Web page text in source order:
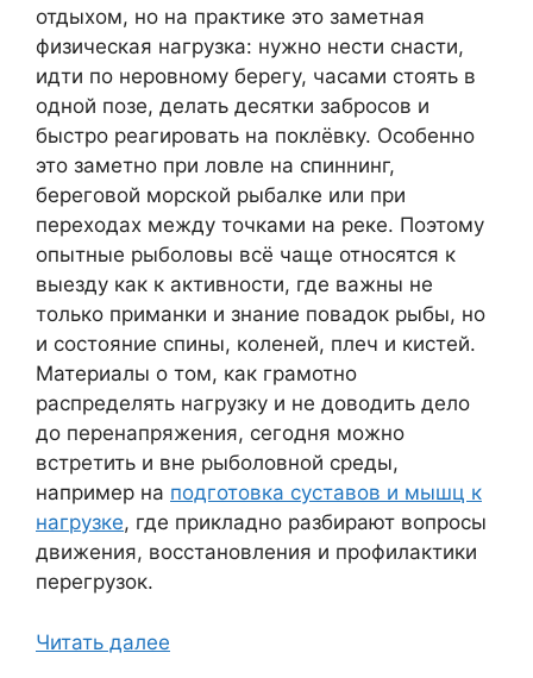
отдыхом, но на практике это заметная
физическая нагрузка: нужно нести снасти,
идти по неровному берегу, часами стоять в
одной позе, делать десятки забросов и
быстро реагировать на поклёвку. Особенно
это заметно при ловле на спиннинг,
береговой морской рыбалке или при
переходах между точками на реке. Поэтому
опытные рыболовы всё чаще относятся к
выезду как к активности, где важны не
только приманки и знание повадок рыбы, но
и состояние спины, коленей, плеч и кистей.
Материалы о том, как грамотно
распределять нагрузку и не доводить дело
до перенапряжения, сегодня можно
встретить и вне рыболовной среды,
например на подготовка суставов и мышц к
нагрузке, где прикладно разбирают вопросы
движения, восстановления и профилактики
перегрузок.
Читать далее